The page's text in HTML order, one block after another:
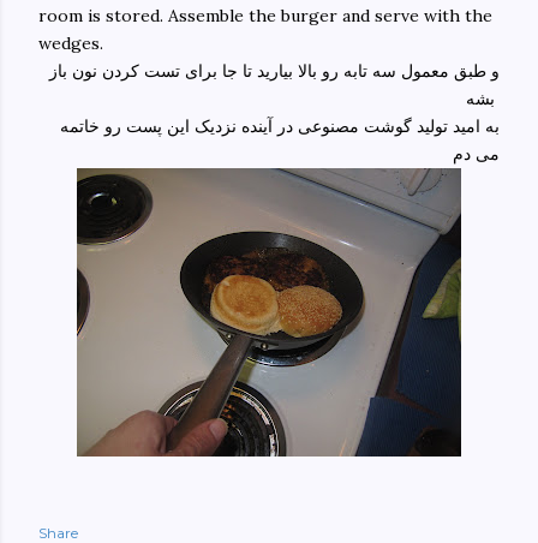
room is stored. Assemble the burger and serve with the
wedges.
و طبق معمول سه تابه رو بالا بیارید تا جا برای تست کردن نون باز
به امید تولید گوشت مصنوعی در آینده نزدیک این پست رو خاتمه
می دم
Share